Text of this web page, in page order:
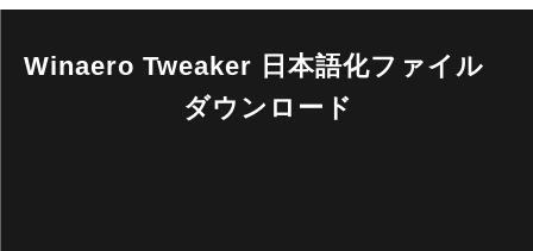
Winaero Tweaker 日本語化ファイル
ダウンロード